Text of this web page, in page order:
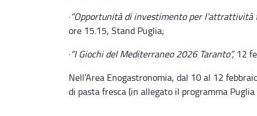
·“Opportunità di investimento per l’attrattività
ore 15.15, Stand Puglia;
·“I Giochi del Mediterraneo 2026 Taranto”,12
Nell’Area Enogastronomia, dal 10 al 12
di pasta fresca (in allegato il programma